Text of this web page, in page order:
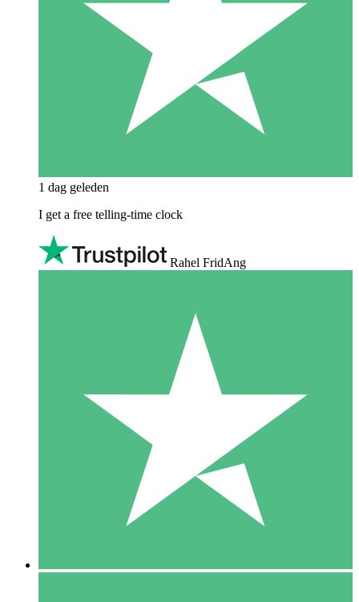
1 dag geleden
I get a free telling-time clock
Rahel FridAng